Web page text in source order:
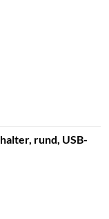
rund, USB-